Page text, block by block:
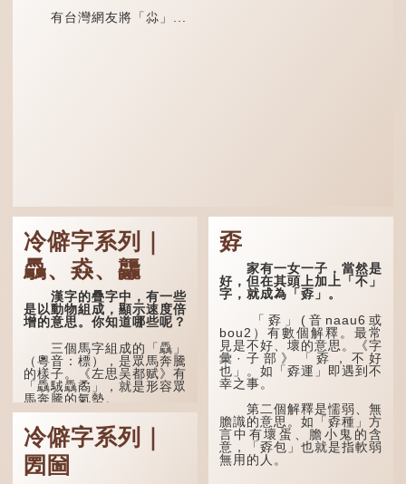
有台灣網友將「尛」...
冷僻字系列｜
驫、猋、龘
漢字的疊字中，有一些
是以動物組成，顯示速度倍
增的意思。你知道哪些呢？
三個馬字組成的「驫」
（粵音：標），是眾馬奔騰
的樣子。《左思吴都赋》有
「驫駥驫矞」，就是形容眾
馬奔騰的氣勢。
三個犬字組成的「猋」
字（粵音：標），本意是狗
奔跑的樣子；亦有迅速之
意，跟「飆」字相通，「飆
升」代表急速上升。
冷僻字系列｜
圐圙
孬
家有一女一子，當然是
好，但在其頭上加上「不」
字，就成為「孬」。
「孬」(音naau6或
bou2）有數個解釋。最常
見是不好、壞的意思。《字
彙·子部》「孬，不好
也」。如「孬運」即遇到不
幸之事。
第二個解釋是懦弱、無
膽識的意思。如「孬種」方
言中有壞蛋、膽小鬼的含
意，「孬包」也就是指軟弱
無用的人。